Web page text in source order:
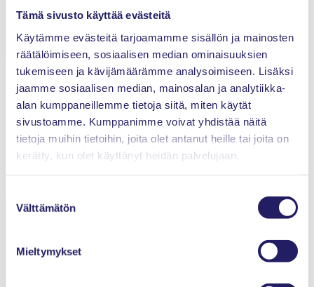
Tämä sivusto käyttää evästeitä
Käytämme evästeitä tarjoamamme sisällön ja mainosten
räätälöimiseen, sosiaalisen median ominaisuuksien
tukemiseen ja kävijämäärämme analysoimiseen. Lisäksi
jaamme sosiaalisen median, mainosalan ja analytiikka-
alan kumppaneillemme tietoja siitä, miten käytät
sivustoamme. Kumppanimme voivat yhdistää näitä
tietoja muihin tietoihin, joita olet antanut heille tai joita on
kerätty, kun olet käyttänyt heidän palvelujaan.
valinta
Välttämätön
Mieltymykset
Projektiammattilaiset ry
Innopoli 1, Tekniikantie 12
02150 Espoo
Tietosuojaseloste
Evästeet
Etusivu